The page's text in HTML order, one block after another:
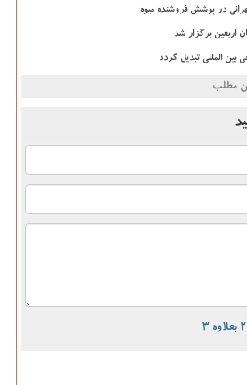
اربعین برگزار شد
بین المللی تبدیل گردد
مطلب